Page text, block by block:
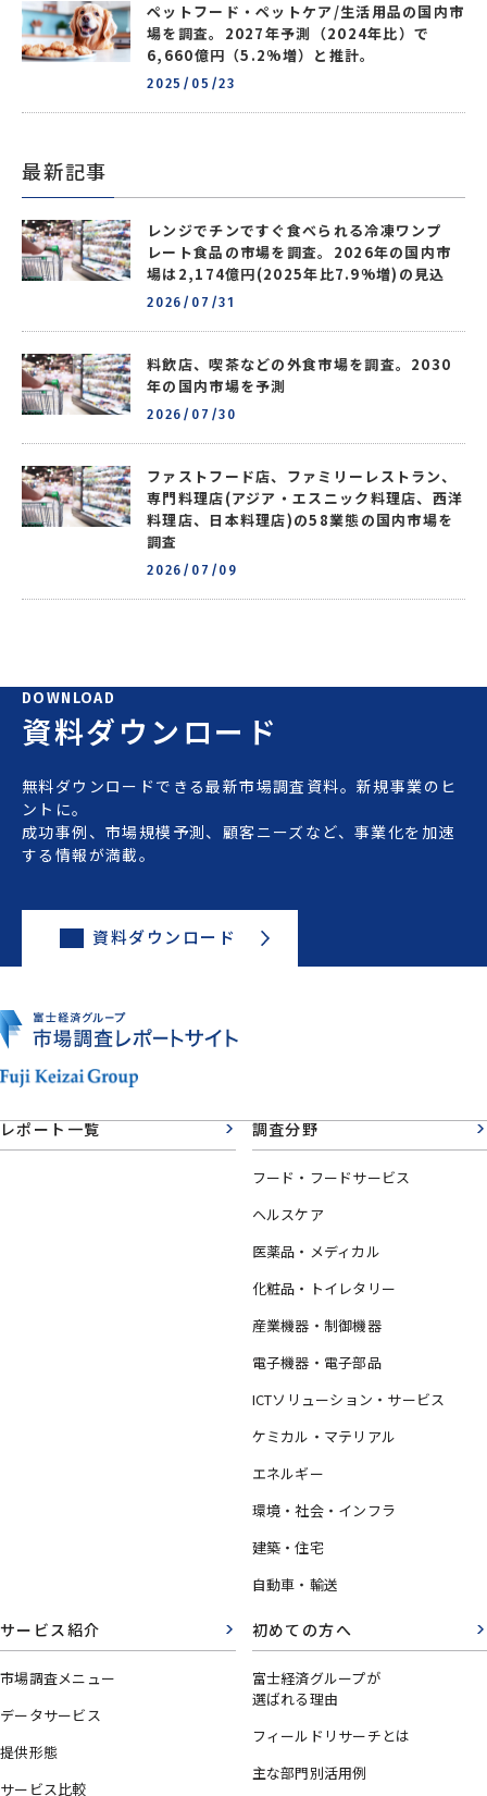
ペットフード・ペットケア/生活用品の国内市
場を調査。2027年予測（2024年比）で
6,660億円（5.2%増）と推計。
2025/05/23
最新記事
レンジでチンですぐ食べられる冷凍ワンプ
レート食品の市場を調査。2026年の国内市
場は2,174億円(2025年比7.9%増)の見込
2026/07/31
料飲店、喫茶などの外食市場を調査。2030
年の国内市場を予測
2026/07/30
ファストフード店、ファミリーレストラン、
専門料理店(アジア・エスニック料理店、西洋
料理店、日本料理店)の58業態の国内市場を
調査
2026/07/09
DOWNLOAD
資料ダウンロード
無料ダウンロードできる最新市場調査資料。新規事業のヒ
ントに。
成功事例、市場規模予測、顧客ニーズなど、事業化を加速
する情報が満載。
資料ダウンロード
レポート一覧 調査分野
フード・フードサービス
ヘルスケア
医薬品・メディカル
化粧品・トイレタリー
産業機器・制御機器
電子機器・電子部品
ICTソリューション・サービス
ケミカル・マテリアル
エネルギー
環境・社会・インフラ
建築・住宅
自動車・輸送
サービス紹介
市場調査メニュー
データサービス
提供形態
サービス比較
初めての方へ
富士経済グループが
選ばれる理由
フィールドリサーチとは
主な部門別活用例